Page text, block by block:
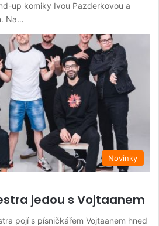
up komiky Ivou Pazderkovou a
Na…
Novinky
jedou s Vojtaanem
pojí s písničkářem Vojtaanem hned